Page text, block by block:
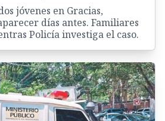
jóvenes en Gracias,
días antes. Familiares
Policía investiga el caso.